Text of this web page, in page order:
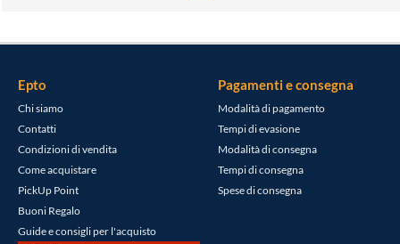
Epto
Chi siamo
Contatti
Condizioni di vendita
Come acquistare
PickUp Point
Buoni Regalo
Guide e consigli per l'acquisto
Pagamenti e consegna
Modalità di pagamento
Tempi di evasione
Modalità di consegna
Tempi di consegna
Spese di consegna